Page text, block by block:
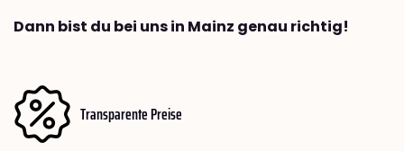
Dann bist du bei uns in Mainz genau richtig!
Transparente Preise